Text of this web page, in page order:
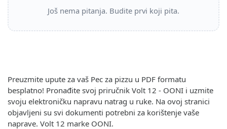
Još nema pitanja. Budite prvi koji pita.
Preuzmite upute za vaš Pec za pizzu u PDF formatu
besplatno! Pronađite svoj priručnik Volt 12 - OONI i uzmite
svoju elektroničku napravu natrag u ruke. Na ovoj stranici
objavljeni su svi dokumenti potrebni za korištenje vaše
naprave. Volt 12 marke OONI.